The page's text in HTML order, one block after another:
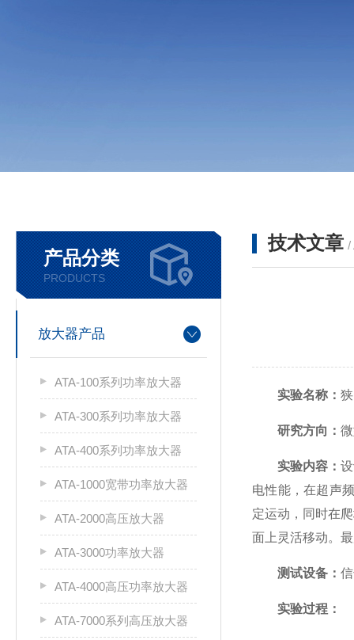
产品分类
PRODUCTS
放大器产品
ATA-100系列功率放大器
ATA-300系列功率放大器
ATA-400系列功率放大器
ATA-1000宽带功率放大器
ATA-2000高压放大器
ATA-3000功率放大器
ATA-4000高压功率放大器
ATA-7000系列高压放大器
技术文章 /
实验名称：
研究方向：
实验内容：
电性能，在超声
定运动，同时在
面上灵活移动。
测试设备：
实验过程：